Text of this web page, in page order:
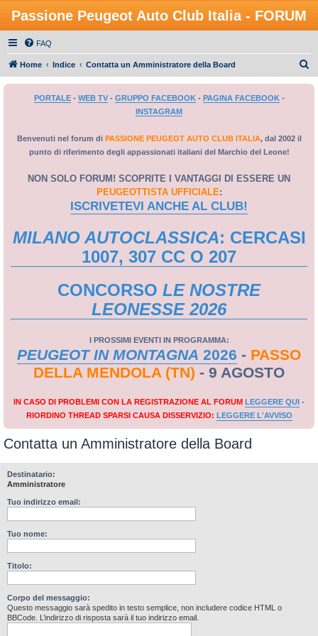
Passione Peugeot Auto Club Italia - FORUM
FAQ
Home Indice Contatta un Amministratore della Board
PORTALE- WEB TV- GRUPPO FACEBOOK- PAGINA FACEBOOK-
INSTAGRAM
Benvenuti nel forum di PASSIONE PEUGEOT AUTO CLUB ITALIA, dal 2002 il
punto di riferimento degli appassionati italiani del Marchio del Leone!
NON SOLO FORUM! SCOPRITE I VANTAGGI DI ESSERE UN
PEUGEOTTISTA UFFICIALE:
ISCRIVETEVI ANCHE AL CLUB!
MILANO AUTOCLASSICA: CERCASI
1007, 307 CC O 207
CONCORSO LE NOSTRE
LEONESSE 2026
I PROSSIMI EVENTI IN PROGRAMMA:
PEUGEOT IN MONTAGNA 2026 - PASSO
DELLA MENDOLA (TN) - 9 AGOSTO
IN CASO DI PROBLEMI CON LA REGISTRAZIONE AL FORUM LEGGERE QUI -
RIORDINO THREAD SPARSI CAUSA DISSERVIZIO: LEGGERE L'AVVISO
Contatta un Amministratore della Board
Destinatario:
Amministratore
Tuo indirizzo email:
Tuo nome:
Titolo:
Corpo del messaggio:
Questo messaggio sarà spedito in testo semplice, non includere codice HTML o
BBCode. L’indirizzo di risposta sarà il tuo indirizzo email.